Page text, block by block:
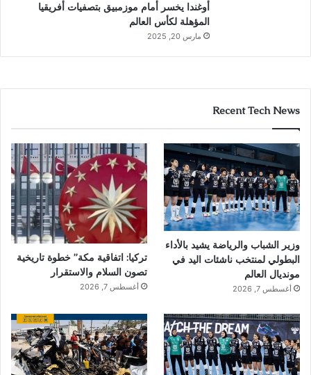
أوغندا يخسر أمام موزمبيق بتصفيات أفريقيا
المؤهلة لكأس العالم
مارس 20, 2025
Recent Tech News
وزير الشباب والرياضة يشيد بالأداء
البطولي لمنتخب ناشئات اليد في
مونديال العالم
أغسطس 7, 2026
تركيا: اتفاقية مكة” خطوة تاريخية
تصون السلام والاستقرار
أغسطس 7, 2026